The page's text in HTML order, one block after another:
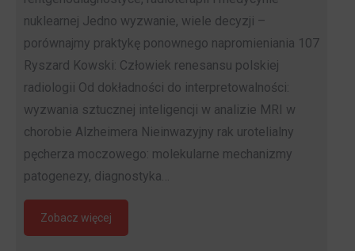
nuklearnej Jedno wyzwanie, wiele decyzji –
porównajmy praktykę ponownego napromieniania 107
Ryszard Kowski: Człowiek renesansu polskiej
radiologii Od dokładności do interpretowalności:
wyzwania sztucznej inteligencji w analizie MRI w
chorobie Alzheimera Nieinwazyjny rak urotelialny
pęcherza moczowego: molekularne mechanizmy
patogenezy, diagnostyka…
Zobacz więcej